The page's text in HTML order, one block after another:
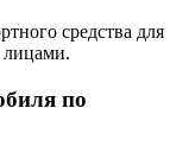
средства для
лицами.
по